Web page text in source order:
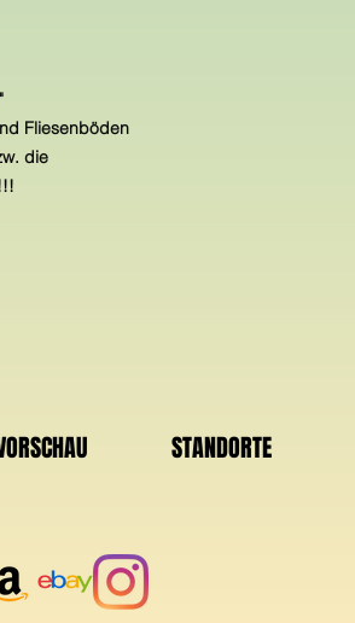
Fliesenböden
die
STANDORTE